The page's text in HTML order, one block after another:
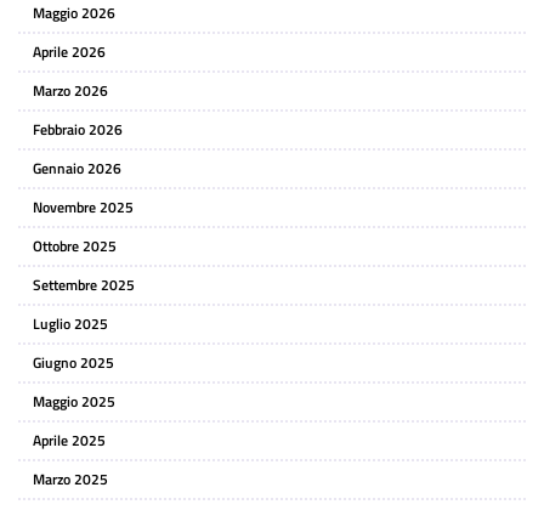
Maggio 2026
Aprile 2026
Marzo 2026
Febbraio 2026
Gennaio 2026
Novembre 2025
Ottobre 2025
Settembre 2025
Luglio 2025
Giugno 2025
Maggio 2025
Aprile 2025
Marzo 2025